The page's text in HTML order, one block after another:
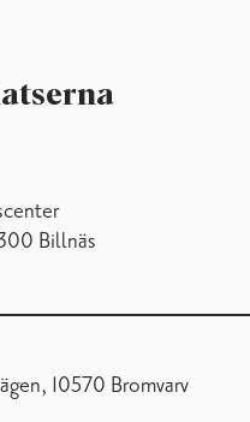
Billnäs
10570 Bromvarv